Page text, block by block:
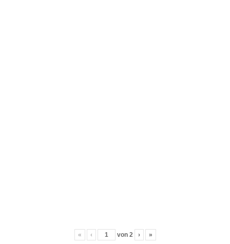
« ‹ von 2 › »